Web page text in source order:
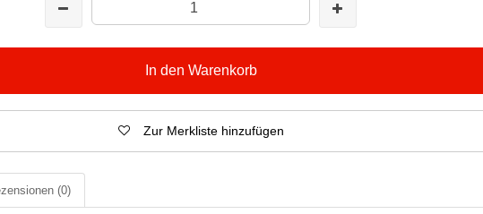
In den Warenkorb
Zur Merkliste hinzufügen
(0)